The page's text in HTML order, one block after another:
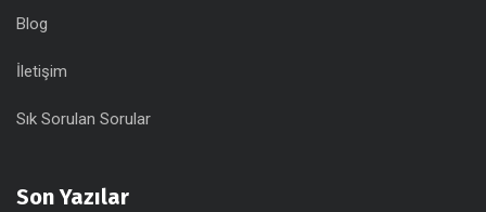
Blog
İletişim
Sık Sorulan Sorular
Son Yazılar